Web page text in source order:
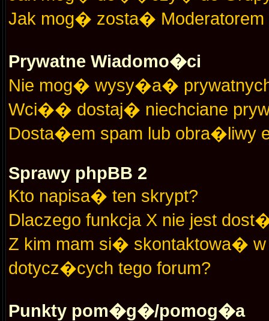
Jak mog� zosta� Moderatorem
Prywatne Wiadomo�ci
Nie mog� wysy�a�
Wci�� dostaj� niechciane
Dosta�em spam lub obra�liwy
Sprawy phpBB 2
Kto napisa� ten skrypt?
Dlaczego funkcja X nie jest
Z kim mam si� skontaktowa�
dotycz�cych tego forum?
Punkty pom�g�/pomog�a